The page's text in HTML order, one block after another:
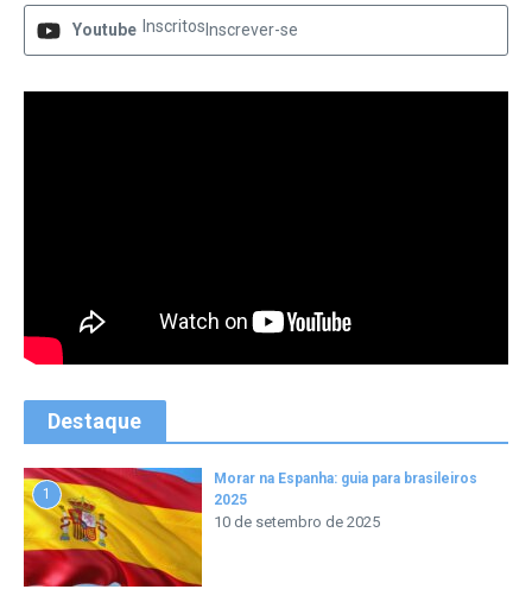
Youtube Inscritos Inscrever-se
Destaque
1
Morar na Espanha: guia para brasileiros
2025
10 de setembro de 2025